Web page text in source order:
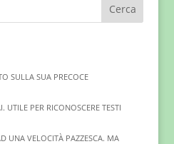
Cerca
SULLA SUA PRECOCE
UTILE PER RICONOSCERE TESTI
UNA VELOCITÀ PAZZESCA. MA